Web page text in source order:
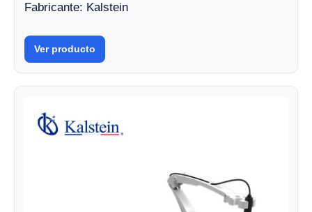
Fabricante: Kalstein
Ver producto